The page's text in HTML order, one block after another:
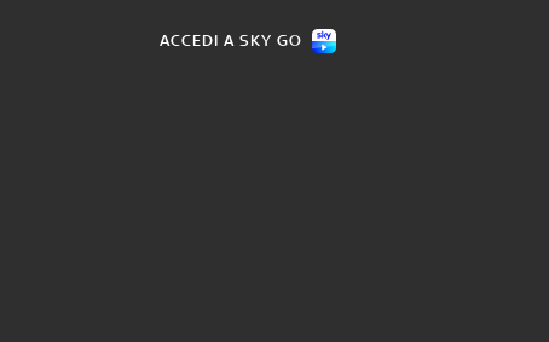
ACCEDI A SKY GO